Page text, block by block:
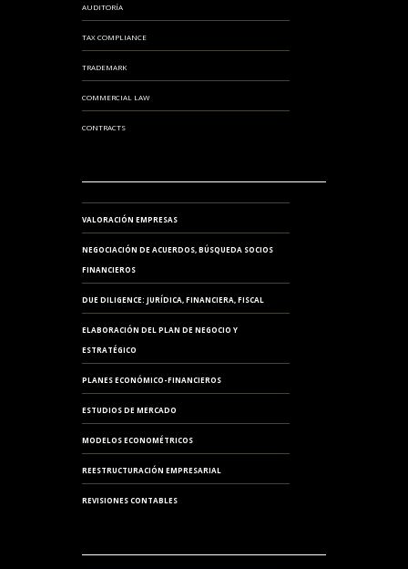
AUDITORÍA
TAX COMPLIANCE
TRADEMARK
COMMERCIAL LAW
CONTRACTS
VALORACIÓN EMPRESAS
NEGOCIACIÓN DE ACUERDOS, BÚSQUEDA SOCIOS
FINANCIEROS
DUE DILIGENCE: JURÍDICA, FINANCIERA, FISCAL
ELABORACIÓN DEL PLAN DE NEGOCIO Y
ESTRATÉGICO
PLANES ECONÓMICO-FINANCIEROS
ESTUDIOS DE MERCADO
MODELOS ECONOMÉTRICOS
REESTRUCTURACIÓN EMPRESARIAL
REVISIONES CONTABLES